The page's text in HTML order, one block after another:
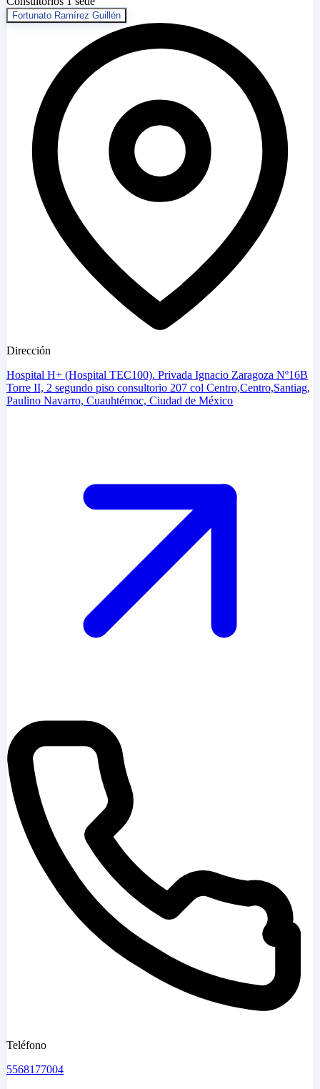
Fortunato Ramírez Guillén
Dirección
Hospital H+ (Hospital TEC100). Privada Ignacio Zaragoza Nº16B
Torre II, 2 segundo piso consultorio 207 col Centro,Centro,Santiag,
Paulino Navarro, Cuauhtémoc, Ciudad de México
Teléfono
5568177004